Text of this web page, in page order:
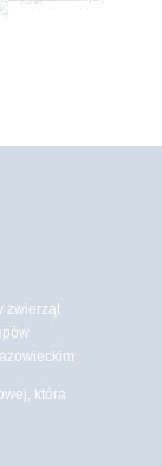
zwierząt
która